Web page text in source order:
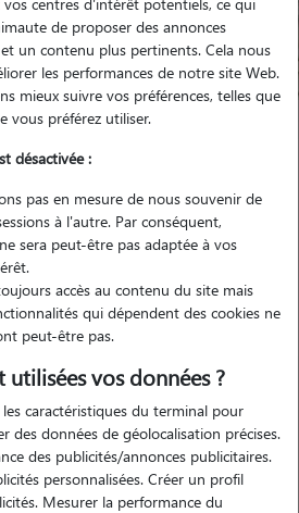
mon Pet Sitter
d'accueil à La Brède
(33650)
de proposer des annonces
un contenu plus pertinents. Cela nous
les performances de notre site Web.
mieux suivre vos préférences, telles que
vous préférez utiliser.
désactivée :
pas en mesure de nous souvenir de
à l'autre. Par conséquent,
sera peut-être pas adaptée à vos
accès au contenu du site mais
qui dépendent des cookies ne
peut-être pas.
vos données ?
caractéristiques du terminal pour
des données de géolocalisation précises.
des publicités/annonces publicitaires.
personnalisées. Créer un profil
Mesurer la performance du